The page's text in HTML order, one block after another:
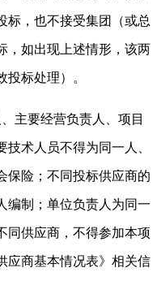
标，也不接受集团（或总
，如出现上述情形，该两
标处理）。
主要经营负责人、项目
术人员不得为同一人、
保险；不同投标供应商的
编制；单位负责人为同一
同供应商，不得参加本项
应商基本情况表》相关信